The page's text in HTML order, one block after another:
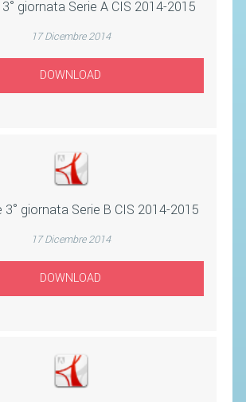
giornata Serie A CIS 2014-2015
17 Dicembre 2014
DOWNLOAD
3° giornata Serie B CIS 2014-2015
17 Dicembre 2014
DOWNLOAD
AVVISI E BANDI
SAFEGUARDING
RICHIESTA PATROCINIO
REGOLAMENTI
PROVVEDIMENTI
MAGLIA AZZURRA